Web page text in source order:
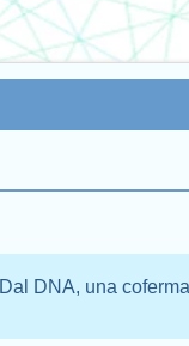
Dal DNA, una